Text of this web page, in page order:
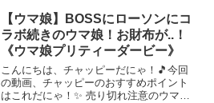
【ウマ娘】BOSSにローソンにコ
ラボ続きのウマ娘！お財布が..！
《ウマ娘プリティーダービー》
こんにちは、チャッピーだにゃ！🎵今回
の動画、チャッピーのおすすめポイント
はこれだにゃ！✨ 売り切れ注意のウマ娘